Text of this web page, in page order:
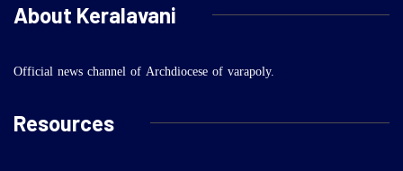
About Keralavani
Official news channel of Archdiocese of varapoly.
Resources